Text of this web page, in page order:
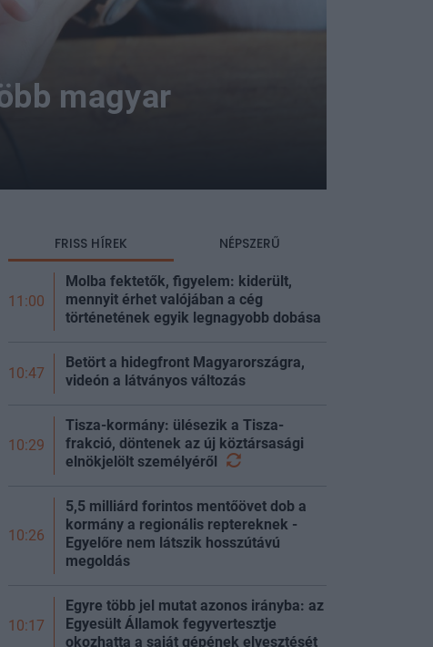
magyar
FRISS HÍREK NÉPSZERŰ
11:00
Molba fektetők, figyelem: kiderült,
mennyit érhet valójában a cég
történetének egyik legnagyobb dobása
10:47
Betört a hidegfront Magyarországra,
videón a látványos változás
10:29
Tisza-kormány: ülésezik a Tisza-
frakció, döntenek az új köztársasági
elnökjelölt személyéről
10:26
5,5 milliárd forintos mentőövet dob a
kormány a regionális reptereknek -
Egyelőre nem látszik hosszútávú
megoldás
10:17
Egyre több jel mutat azonos irányba: az
Egyesült Államok fegyvertesztje
okozhatta a saját gépének elvesztését